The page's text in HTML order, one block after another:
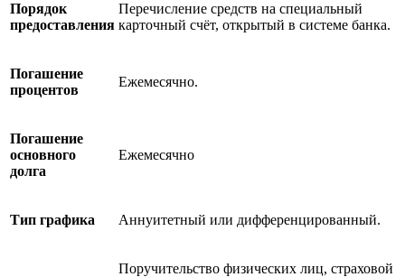
Порядок
предоставления
Перечисление средств на специальный
карточный счёт, открытый в системе банка.
Погашение
процентов
Ежемесячно.
Погашение
основного
долга
Ежемесячно
Тип графика Аннуитетный или дифференцированный.
Поручительство физических лиц, страховой